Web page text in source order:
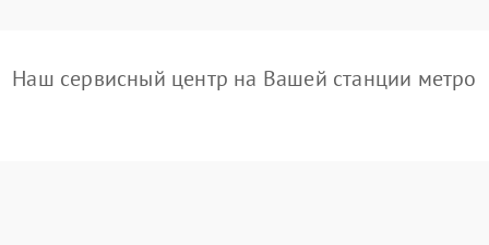
Наш сервисный центр на Вашей станции метро